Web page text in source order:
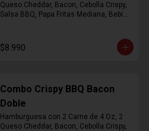
Queso Cheddar, Bacon, Cebolla Crispy,
Salsa BBQ, Papa Fritas Mediana, Bebida
$8.990
Combo Crispy BBQ Bacon
Doble
Hamburguesa con 2 Carne de 4 Oz, 2
Queso Cheddar, Bacon, Cebolla Crispy,